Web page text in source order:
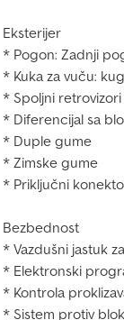
Eksterijer
* Pogon: Zadnji
* Kuka za vuču:
* Spoljni
* Diferencijal sa
* Duple gume
* Zimske gume
* Priključni
Bezbednost
* Vazdušni jastuk
* Elektronski
* Kontrola
* Sistem protiv